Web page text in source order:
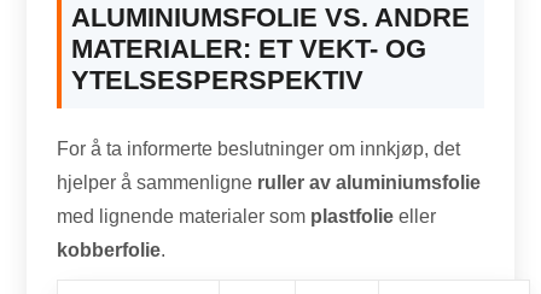
ALUMINIUMSFOLIE VS. ANDRE
MATERIALER: ET VEKT- OG
YTELSESPERSPEKTIV
For å ta informerte beslutninger om innkjøp, det
hjelper å sammenligne ruller av aluminiumsfolie
med lignende materialer som plastfolie eller
kobberfolie.